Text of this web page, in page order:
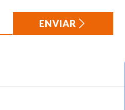
ENVIAR